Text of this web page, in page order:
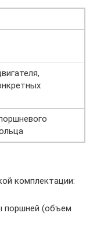
комплектации:
поршней (объем